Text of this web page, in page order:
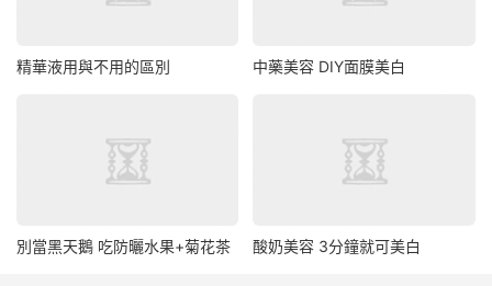
精華液用與不用的區別 中藥美容 DIY面膜美白
別當黑天鵝 吃防曬水果+菊花茶 酸奶美容 3分鐘就可美白